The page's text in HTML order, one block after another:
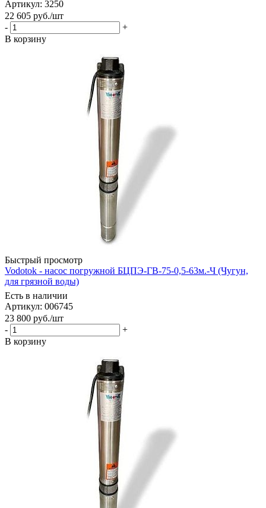
Артикул: 3250
22 605 руб./шт
-
+
В корзину
Быстрый просмотр
Vodotok - насос погружной БЦПЭ-ГВ-75-0,5-63м.-Ч (Чугун,
для грязной воды)
Есть в наличии
Артикул: 006745
23 800 руб./шт
-
+
В корзину